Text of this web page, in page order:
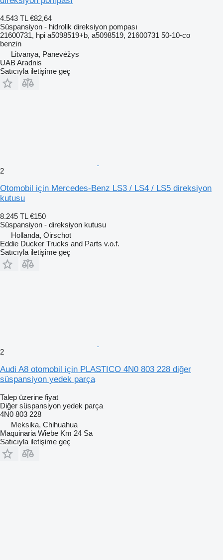
4.543 TL €82,64
Süspansiyon - hidrolik direksiyon pompası
21600731, hpi a5098519+b, a5098519, 21600731 50-10-co
benzin
Litvanya, Panevėžys
UAB Aradnis
Satıcıyla iletişime geç
2
Otomobil için Mercedes-Benz LS3 / LS4 / LS5 direksiyon
kutusu
8.245 TL €150
Süspansiyon - direksiyon kutusu
Hollanda, Oirschot
Eddie Ducker Trucks and Parts v.o.f.
Satıcıyla iletişime geç
2
Audi A8 otomobil için PLASTICO 4N0 803 228 diğer
süspansiyon yedek parça
Talep üzerine fiyat
Diğer süspansiyon yedek parça
4N0 803 228
Meksika, Chihuahua
Maquinaria Wiebe Km 24 Sa
Satıcıyla iletişime geç